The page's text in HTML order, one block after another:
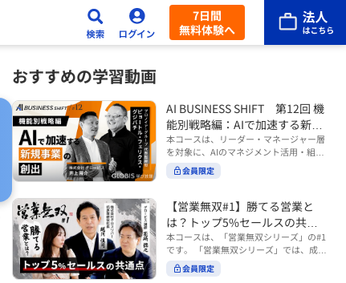
7日間
無料体験へ
おすすめの学習動画
AI BUSINESS SHIFT 第12回 機
能別戦略編：AIで加速する新規
事業の創出
本コースは、リーダー・マネージャー層
を対象に、AIのマネジメント活用・組織
活用を体系的に学ぶ 『AI BUSINESS SHI
FTシリーズ（全12回）』の第12回で
る新規事業の創出」では、新規事業やス
タートアップを取り巻く環境がどのよう
に変化しているのかを俯瞰し、新たな価
値創造と非連続な成長を生み出すため
に、AI時代における事業機会の捉え方
や、成功確率を高めるための考え方につ
会員限定
【営業無双#1】勝てる営業と
は？トップ5%セールスの共通
点
本コースは、「営業無双シリーズ」の#1
です。 「営業無双シリーズ」では、成約
率アップに向けて、お客様に選ばれ続け
る無双の営業になるための実践的な考え
会員限定